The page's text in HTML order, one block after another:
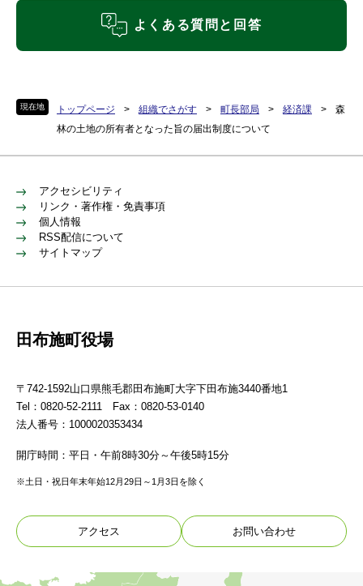
現在地 トップページ > 組織でさがす > 町長部局 > 経済課 >
森
林の土地の所有者となった旨の届出制度について
よくある質問と回答
アクセシビリティ
リンク・著作権・免責事項
個人情報
RSS配信について
サイトマップ
田布施町役場
〒742-1592山口県熊毛郡田布施町大字下田布施3440番地1
Tel：0820-52-2111 Fax：0820-53-0140
法人番号：1000020353434
開庁時間：平日・午前8時30分～午後5時15分
※土日・祝日年末年始12月29日～1月3日を除く
アクセス お問い合わせ